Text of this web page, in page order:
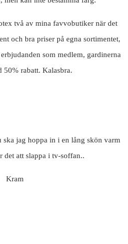
två av mina favvobutiker när det
och bra priser på egna sortimentet,
som medlem, gardinerna
50% rabatt. Kalasbra.
jag hoppa in i en lång skön varm
det att slappa i tv-soffan..
Kram